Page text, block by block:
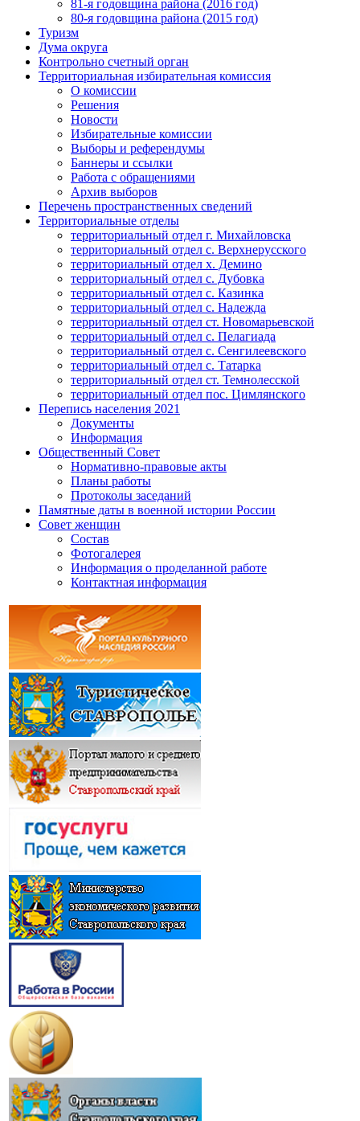
81-я годовщина района (2016 год)
80-я годовщина района (2015 год)
Туризм
Дума округа
Контрольно счетный орган
Территориальная избирательная комиссия
О комиссии
Решения
Новости
Избирательные комиссии
Выборы и референдумы
Баннеры и ссылки
Работа с обращениями
Архив выборов
Перечень пространственных сведений
Территориальные отделы
территориальный отдел г. Михайловска
территориальный отдел с. Верхнерусского
территориальный отдел х. Демино
территориальный отдел с. Дубовка
территориальный отдел с. Казинка
территориальный отдел с. Надежда
территориальный отдел ст. Новомарьевской
территориальный отдел с. Пелагиада
территориальный отдел с. Сенгилеевского
территориальный отдел с. Татарка
территориальный отдел ст. Темнолесской
территориальный отдел пос. Цимлянского
Перепись населения 2021
Документы
Информация
Общественный Совет
Нормативно-правовые акты
Планы работы
Протоколы заседаний
Памятные даты в военной истории России
Совет женщин
Состав
Фотогалерея
Информация о проделанной работе
Контактная информация